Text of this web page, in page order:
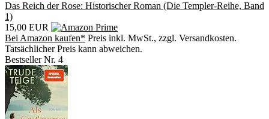
Das Reich der Rose: Historischer Roman (Die Templer-Reihe, Band
1)
15,00 EUR
Bei Amazon kaufen* Preis inkl. MwSt., zzgl. Versandkosten.
Tatsächlicher Preis kann abweichen.
Bestseller Nr. 4